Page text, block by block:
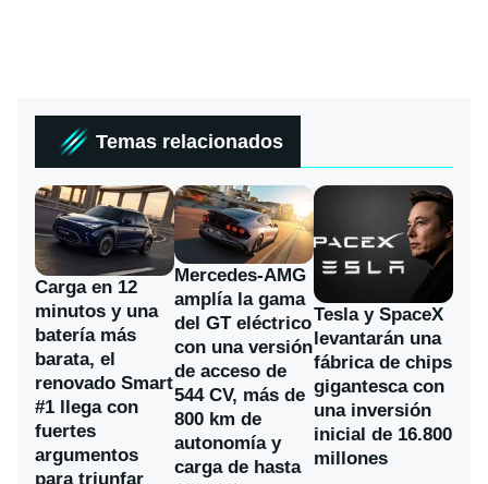
Temas relacionados
Carga en 12
minutos y una
batería más
barata, el
renovado Smart
#1 llega con
fuertes
argumentos
para triunfar
Mercedes-AMG
amplía la gama
del GT eléctrico
con una versión
de acceso de
544 CV, más de
800 km de
autonomía y
carga de hasta
Tesla y SpaceX
levantarán una
fábrica de chips
gigantesca con
una inversión
inicial de 16.800
millones